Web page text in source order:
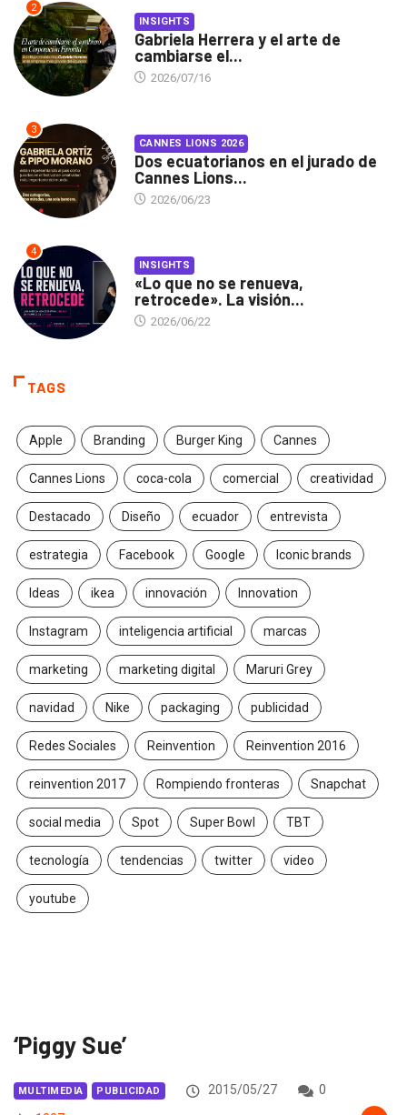
2
INSIGHTS
Gabriela Herrera y el arte de
cambiarse el...
2026/07/16
3
CANNES LIONS 2026
Dos ecuatorianos en el jurado de
Cannes Lions...
2026/06/23
4
INSIGHTS
«Lo que no se renueva,
retrocede». La visión...
2026/06/22
TAGS
Apple Branding Burger King Cannes
Cannes Lions coca-cola comercial creatividad
Destacado Diseño ecuador entrevista
estrategia Facebook Google Iconic brands
Ideas ikea innovación Innovation
Instagram inteligencia artificial marcas
marketing marketing digital Maruri Grey
navidad Nike packaging publicidad
Redes Sociales Reinvention Reinvention 2016
reinvention 2017 Rompiendo fronteras Snapchat
social media Spot Super Bowl TBT
tecnología tendencias twitter video
youtube
‘Piggy Sue’
MULTIMEDIA PUBLICIDAD 2015/05/27
0